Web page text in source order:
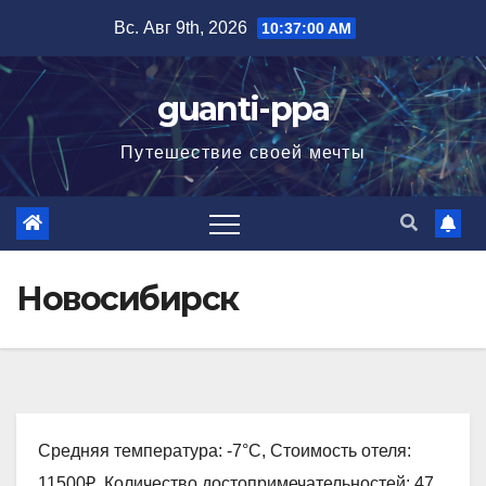
содержимому
Вс. Авг 9th, 2026 10:37:01 AM
guanti-ppa
Путешествие своей мечты
Новосибирск
Средняя температура: -7°C, Стоимость отеля: